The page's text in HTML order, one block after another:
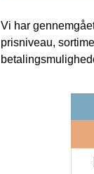
Vi har
prisniveau,